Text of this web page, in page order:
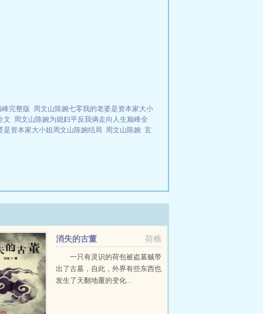
完整版 周文山陈婉七零我的老婆是资本家大小
文 周文山陈婉为媳妇平反我俩走向人生巅峰全
是资本家大小姐周文山陈婉结局 周文山陈婉 玄
荷樵
消失的古董
一只有灵识的荷包被盗墓贼带
出了古墓，自此，外界有些东西也
发生了天翻地覆的变化...